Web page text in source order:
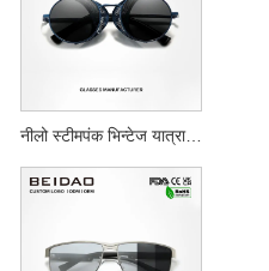
नीलो स्टीमपंक भिन्टेज यात्रा चश्मा स्टेनलेस स्टील सनग्लासहरू